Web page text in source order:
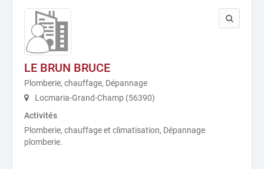
LE BRUN BRUCE
Plomberie, chauffage, Dépannage
Locmaria-Grand-Champ (56390)
Activités
Plomberie, chauffage et climatisation, Dépannage
plomberie.